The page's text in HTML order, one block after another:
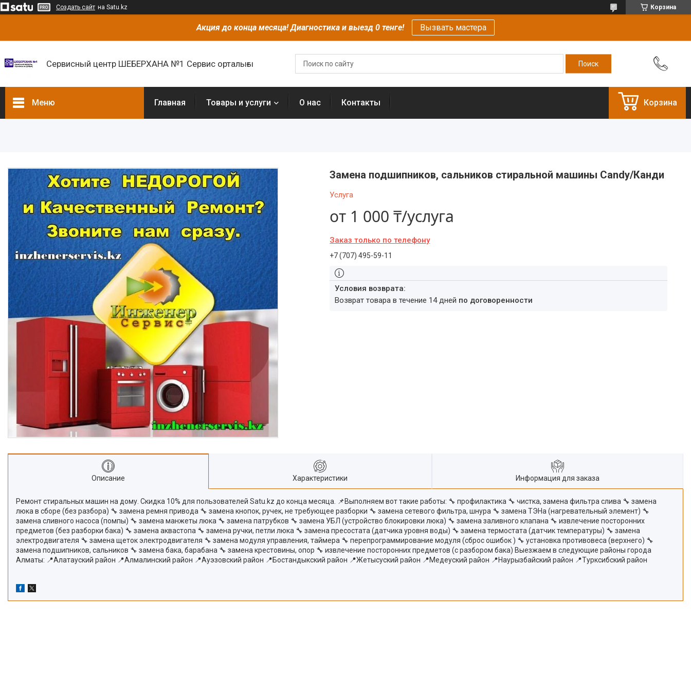
Создать сайт на Satu.kz Корзина
Акция до конца месяца! Диагностика и выезд 0 тенге! Вызвать мастера
Сервисный центр ШЕБЕРХАНА №1 Сервис орталығы
Меню Главная Товары и услуги О нас Контакты Корзина
Замена подшипников, сальников стиральной машины Candy/Канди
Услуга
от 1 000 ₸/услуга
Заказ только по телефону
+7 (707) 495-59-11
возврат товара в течение 14 дней по договоренности
Описание Характеристики Информация для заказа
Ремонт стиральных машин на дому. Скидка 10% для пользователей Satu.kz до конца месяца. 📌Выполняем вот такие работы: 🔧 профилактика 🔧 чистка, замена фильтра слива 🔧 замена
люка в сборе (без разбора) 🔧 замена ремня привода 🔧 замена кнопок, ручек, не требующее разборки 🔧 замена сетевого фильтра, шнура 🔧 замена ТЭНа (нагревательный элемент) 🔧
замена сливного насоса (помпы) 🔧 замена манжеты люка 🔧 замена патрубков 🔧 замена УБЛ (устройство блокировки люка) 🔧 замена заливного клапана 🔧 извлечение посторонних
предметов (без разборки бака) 🔧 замена аквастопа 🔧 замена ручки, петли люка 🔧 замена пресостата (датчика уровня воды) 🔧 замена термостата (датчик температуры) 🔧 замена
электродвигателя 🔧 замена щеток электродвигателя 🔧 замена модуля управления, таймера 🔧 перепрограммирование модуля (сброс ошибок ) 🔧 установка противовеса (верхнего) 🔧
замена подшипников, сальников 🔧 замена бака, барабана 🔧 замена крестовины, опор 🔧 извлечение посторонних предметов (с разбором бака) Выезжаем в следующие районы города
Алматы: 📍Алатауский район 📍Алмалинский район 📍Ауэзовский район 📍Бостандыкский район 📍Жетысуский район 📍Медеуский район 📍Наурызбайский район 📍Турксибский район